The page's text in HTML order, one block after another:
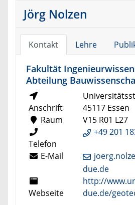
Jörg Nolzen
Kontakt Lehre
Fakultät
Abteilung
Anschrift
45117 Essen
Raum
V15 R01 L27
Telefon
+49 201
E-Mail
due.de
Webseite
http://
due.de/